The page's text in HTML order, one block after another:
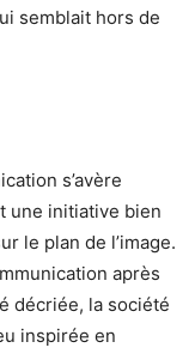
semblait hors de
s’avère
une initiative bien
le plan de l’image.
après
décriée, la société
inspirée en